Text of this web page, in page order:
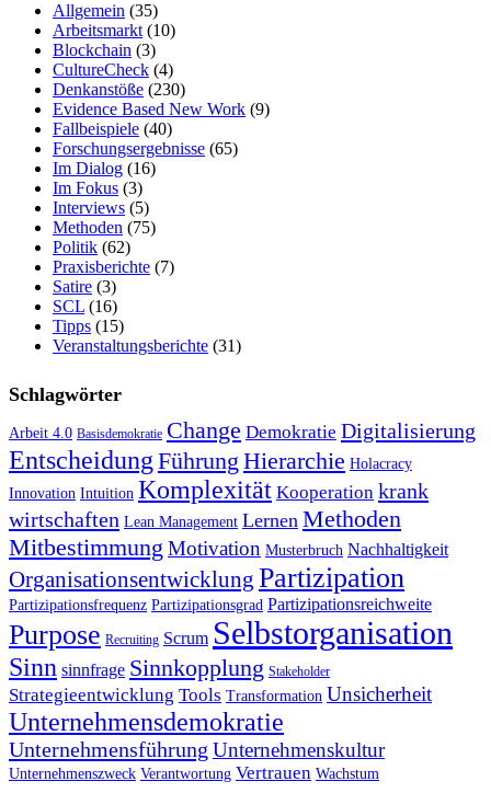
Allgemein (35)
Arbeitsmarkt (10)
Blockchain (3)
CultureCheck (4)
Denkanstöße (230)
Evidence Based New Work (9)
Fallbeispiele (40)
Forschungsergebnisse (65)
Im Dialog (16)
Im Fokus (3)
Interviews (5)
Methoden (75)
Politik (62)
Praxisberichte (7)
Satire (3)
SCL (16)
Tipps (15)
Veranstaltungsberichte (31)
Schlagwörter
Arbeit 4.0 Basisdemokratie Change Demokratie Digitalisierung
Entscheidung Führung Hierarchie Holacracy
Innovation Intuition Komplexität Kooperation krank
wirtschaften Lean Management Lernen Methoden
Mitbestimmung Motivation Musterbruch Nachhaltigkeit
Organisationsentwicklung Partizipation
Partizipationsfrequenz Partizipationsgrad Partizipationsreichweite
Purpose Recruiting Scrum Selbstorganisation
Sinn sinnfrage Sinnkopplung Stakeholder
Strategieentwicklung Tools Transformation Unsicherheit
Unternehmensdemokratie
Unternehmensführung Unternehmenskultur
Unternehmenszweck Verantwortung Vertrauen Wachstum